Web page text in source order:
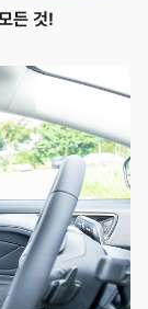
든 것!